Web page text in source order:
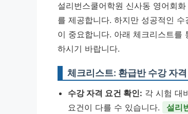
설리번스쿨어학원 신사동 영어회
를 제공합니다. 하지만 성공적인
이 중요합니다. 아래 체크리스트를
하시기 바랍니다.
체크리스트: 환급반 수강 자
수강 자격 요건 확인: 각 시험 대
요건이 다를 수 있습니다.
설리